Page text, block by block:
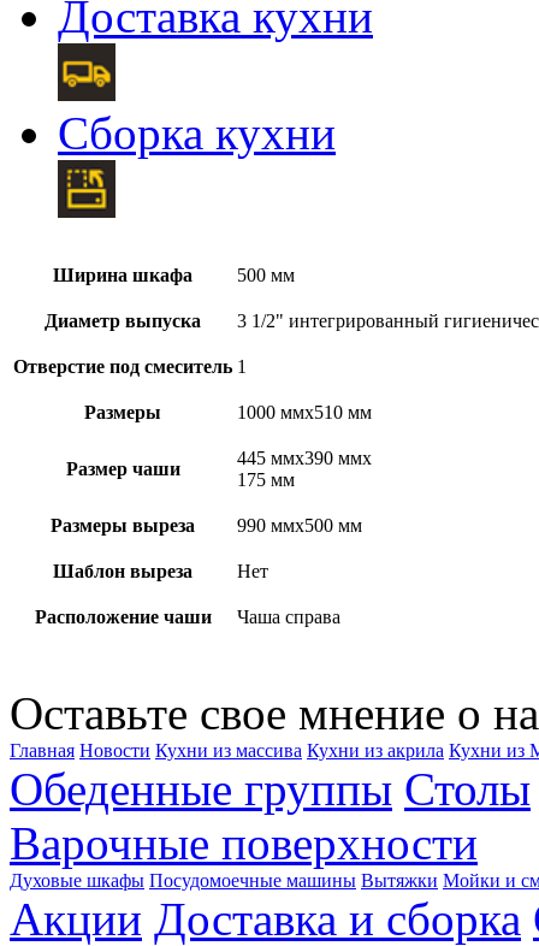
Доставка кухни
Сборка кухни
Ширина шкафа 500 мм
Диаметр выпуска 3 1/2" интегрированный
Отверстие под смеситель 1
Размеры 1000 ммx510 мм
Размер чаши
445 ммx390 ммx
175 мм
Размеры выреза 990 ммx500 мм
Шаблон выреза Нет
Расположение чаши Чаша справа
Оставьте свое мнение о
Главная Новости Кухни из массива Кухни из акрила Кухни из
Обеденные группы Столы
Варочные поверхности
Духовые шкафы Посудомоечные машины Вытяжки Мойки и
Акции Доставка и сборка